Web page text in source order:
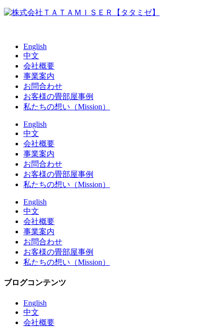
English
中文
会社概要
事業案内
お問合わせ
お客様の畳部屋事例
私たちの想い（Mission）
English
中文
会社概要
事業案内
お問合わせ
お客様の畳部屋事例
私たちの想い（Mission）
English
中文
会社概要
事業案内
お問合わせ
お客様の畳部屋事例
私たちの想い（Mission）
ブログコンテンツ
English
中文
会社概要